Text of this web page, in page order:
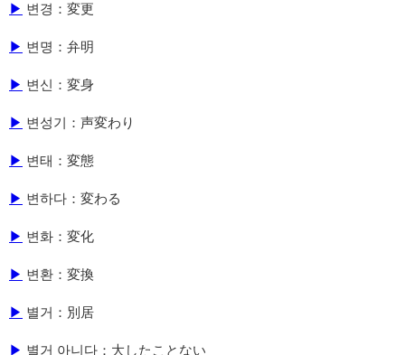
▶ 변경：変更
▶ 변명：弁明
▶ 변신：変身
▶ 변성기：声変わり
▶ 변태：変態
▶ 변하다：変わる
▶ 변화：変化
▶ 변환：変換
▶ 별거：別居
▶ 별거 아니다：大したことない